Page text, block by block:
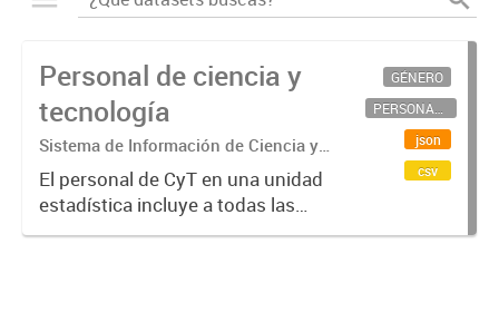
Personal de ciencia y
tecnología
Sistema de Información de Ciencia y
Tecnología Argentino (SICYTAR)
El personal de CyT en una unidad
estadística incluye a todas las
personas involucradas
GÉNERO
PERSONAL CIENTÍFICO-TECNOLÓGICO
json
csv